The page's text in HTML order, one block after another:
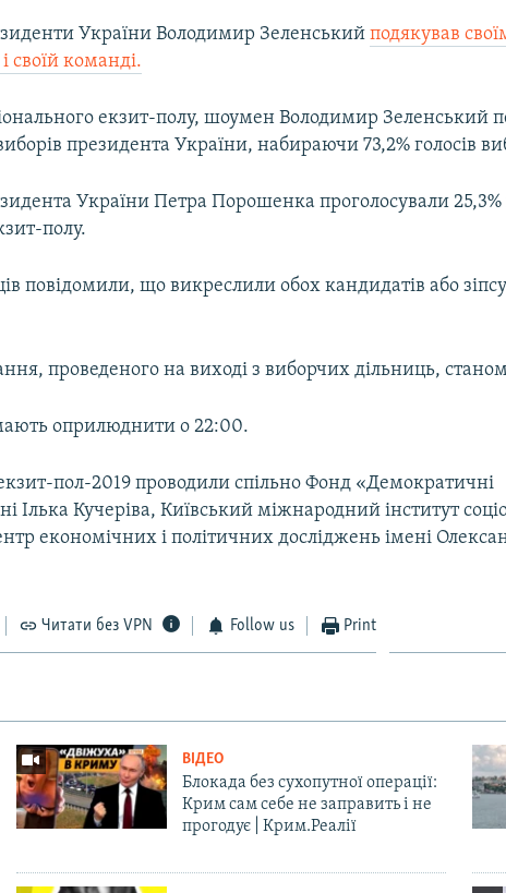
України Володимир Зеленськийподякував
своїй команді.
екзит-полу, шоумен Володимир Зеленський
президента України, набираючи 73,2% голосів
України Петра Порошенка проголосували 25,3%
полу.
повідомили, що викреслили обох кандидатів або
проведеного на виході з виборчих дільниць,
оприлюднити о 22:00.
пол-2019 проводили спільно Фонд «Демократичні
Ілька Кучеріва, Київський міжнародний інститут
економічних і політичних досліджень імені
Читати без VPN Follow us Print
ВІДЕО
Блокада без сухопутної операції:
Крим сам себе не заправить і не
прогодує | Крим.Реалії